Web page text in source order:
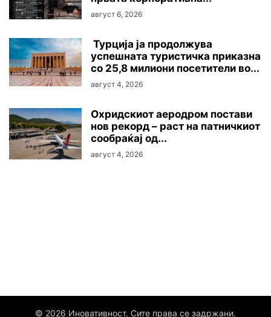
август 6, 2026
Турција ја продолжува
успешната туристичка приказна
со 25,8 милиони посетители во...
август 4, 2026
Охридскиот аеродром постави
нов рекорд – раст на патничкиот
сообраќај од...
август 4, 2026
© 2026 Иновативност. Сите права се задржани.